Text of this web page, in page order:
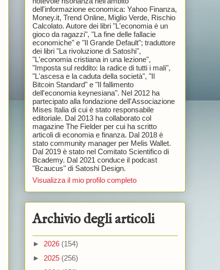
dell'informazione economica: Yahoo Finanza,
Money.it, Trend Online, Miglio Verde, Rischio
Calcolato. Autore dei libri "L'economia è un
gioco da ragazzi", "La fine delle fallacie
economiche" e "Il Grande Default"; traduttore
dei libri "La rivoluzione di Satoshi",
"L'economia cristiana in una lezione",
"Imposta sul reddito: la radice di tutti i mali",
"L'ascesa e la caduta della società", "Il
Bitcoin Standard" e "Il fallimento
dell'economia keynesiana". Nel 2012 ha
partecipato alla fondazione dell'Associazione
Mises Italia di cui è stato responsabile
editoriale. Dal 2013 ha collaborato col
magazine The Fielder per cui ha scritto
articoli di economia e finanza. Dal 2018 è
stato community manager per Melis Wallet.
Dal 2019 è stato nel Comitato Scientifico di
Bcademy. Dal 2021 conduce il podcast
"Bcaucus" di Satoshi Design.
Visualizza il mio profilo completo
Archivio degli articoli
► 2026 (154)
► 2025 (256)